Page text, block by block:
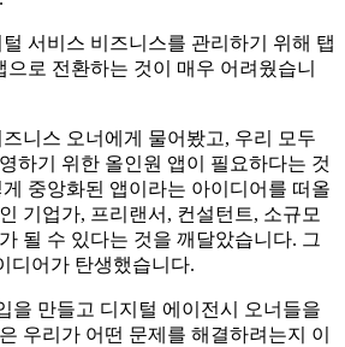
서비스 비즈니스를 관리하기 위해 탭
로 전환하는 것이 매우 어려웠습니
니스 오너에게 물어봤고, 우리 모두
하기 위한 올인원 앱이 필요하다는 것
중앙화된 앱이라는 아이디어를 떠올
기업가, 프리랜서, 컨설턴트, 소규모
될 수 있다는 것을 깨달았습니다. 그
디어가 탄생했습니다.
을 만들고 디지털 에이전시 오너들을
우리가 어떤 문제를 해결하려는지 이